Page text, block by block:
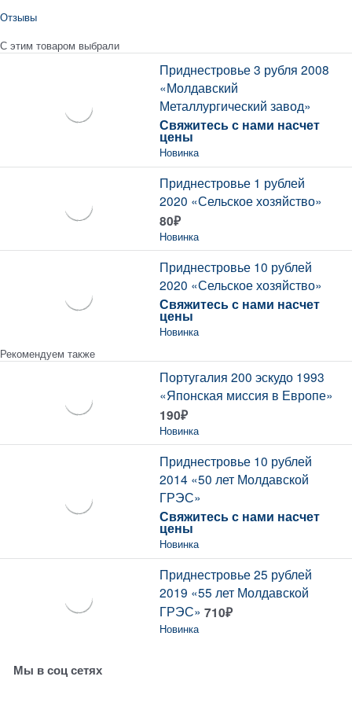
Отзывы
С этим товаром выбрали
Приднестровье 3 рубля 2008
«Молдавский
Металлургический завод»
Свяжитесь с нами насчет
цены
Новинка
Приднестровье 1 рублей
2020 «Сельское хозяйство»
80₽
Новинка
Приднестровье 10 рублей
2020 «Сельское хозяйство»
Свяжитесь с нами насчет
цены
Новинка
Рекомендуем также
Португалия 200 эскудо 1993
«Японская миссия в Европе»
190₽
Новинка
Приднестровье 10 рублей
2014 «50 лет Молдавской
ГРЭС»
Свяжитесь с нами насчет
цены
Новинка
Приднестровье 25 рублей
2019 «55 лет Молдавской
ГРЭС» 710₽
Новинка
Мы в соц сетях